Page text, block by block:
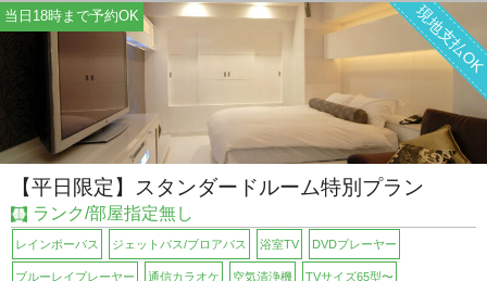
現地支払OK
当日18時まで予約OK
【平日限定】スタンダードルーム特別プラン
ランク/部屋指定無し
レインボーバス ジェットバス/ブロアバス 浴室TV DVDプレーヤー
ブルーレイプレーヤー 通信カラオケ 空気清浄機 TVサイズ65型〜